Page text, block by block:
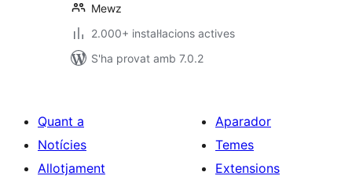
Mewz
2.000+ instal·lacions actives
S'ha provat amb 7.0.2
Quant a
Notícies
Allotjament
Aparador
Temes
Extensions